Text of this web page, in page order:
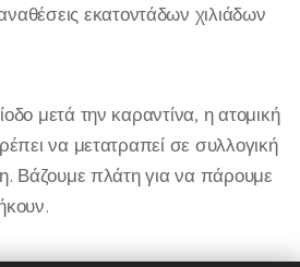
εκατοντάδων χιλιάδων
μετά την καραντίνα, η ατομική
να μετατραπεί σε συλλογική
Βάζουμε πλάτη για να πάρουμε